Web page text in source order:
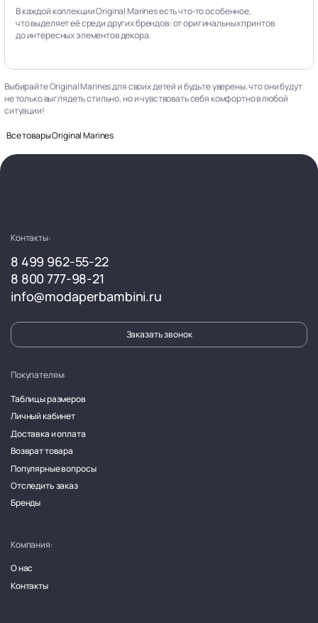
В каждой коллекции Original Marines есть что‑то особенное,
что выделяет её среди других брендов: от оригинальных принтов
до интересных элементов декора.
Выбирайте Original Marines для своих детей и будьте уверены, что они будут
не только выглядеть стильно, но и чувствовать себя комфортно в любой
ситуации!
Все товары Original Marines
Контакты:
8 499 962-55-22
8 800 777-98-21
info@modaperbambini.ru
Заказать звонок
Покупателям:
Таблицы размеров
Личный кабинет
Доставка и оплата
Возврат товара
Популярные вопросы
Отследить заказ
Бренды
Компания:
О нас
Контакты